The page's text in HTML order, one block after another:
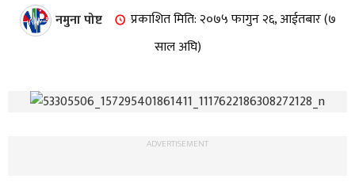
नमुना पोष्ट
प्रकाशित मिति: २०७५ फागुन २६, आईतबार (७
साल अघि)
ADVERTISEMENT